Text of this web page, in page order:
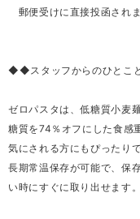
郵便受けに直接投函されま
◆◆スタッフからのひと
ゼロパスタは、低糖質小麦
糖質を74％オフにした食感
気にされる方にもぴったりで
長期常温保存が可能で、保
い時にすぐに取り出せます。